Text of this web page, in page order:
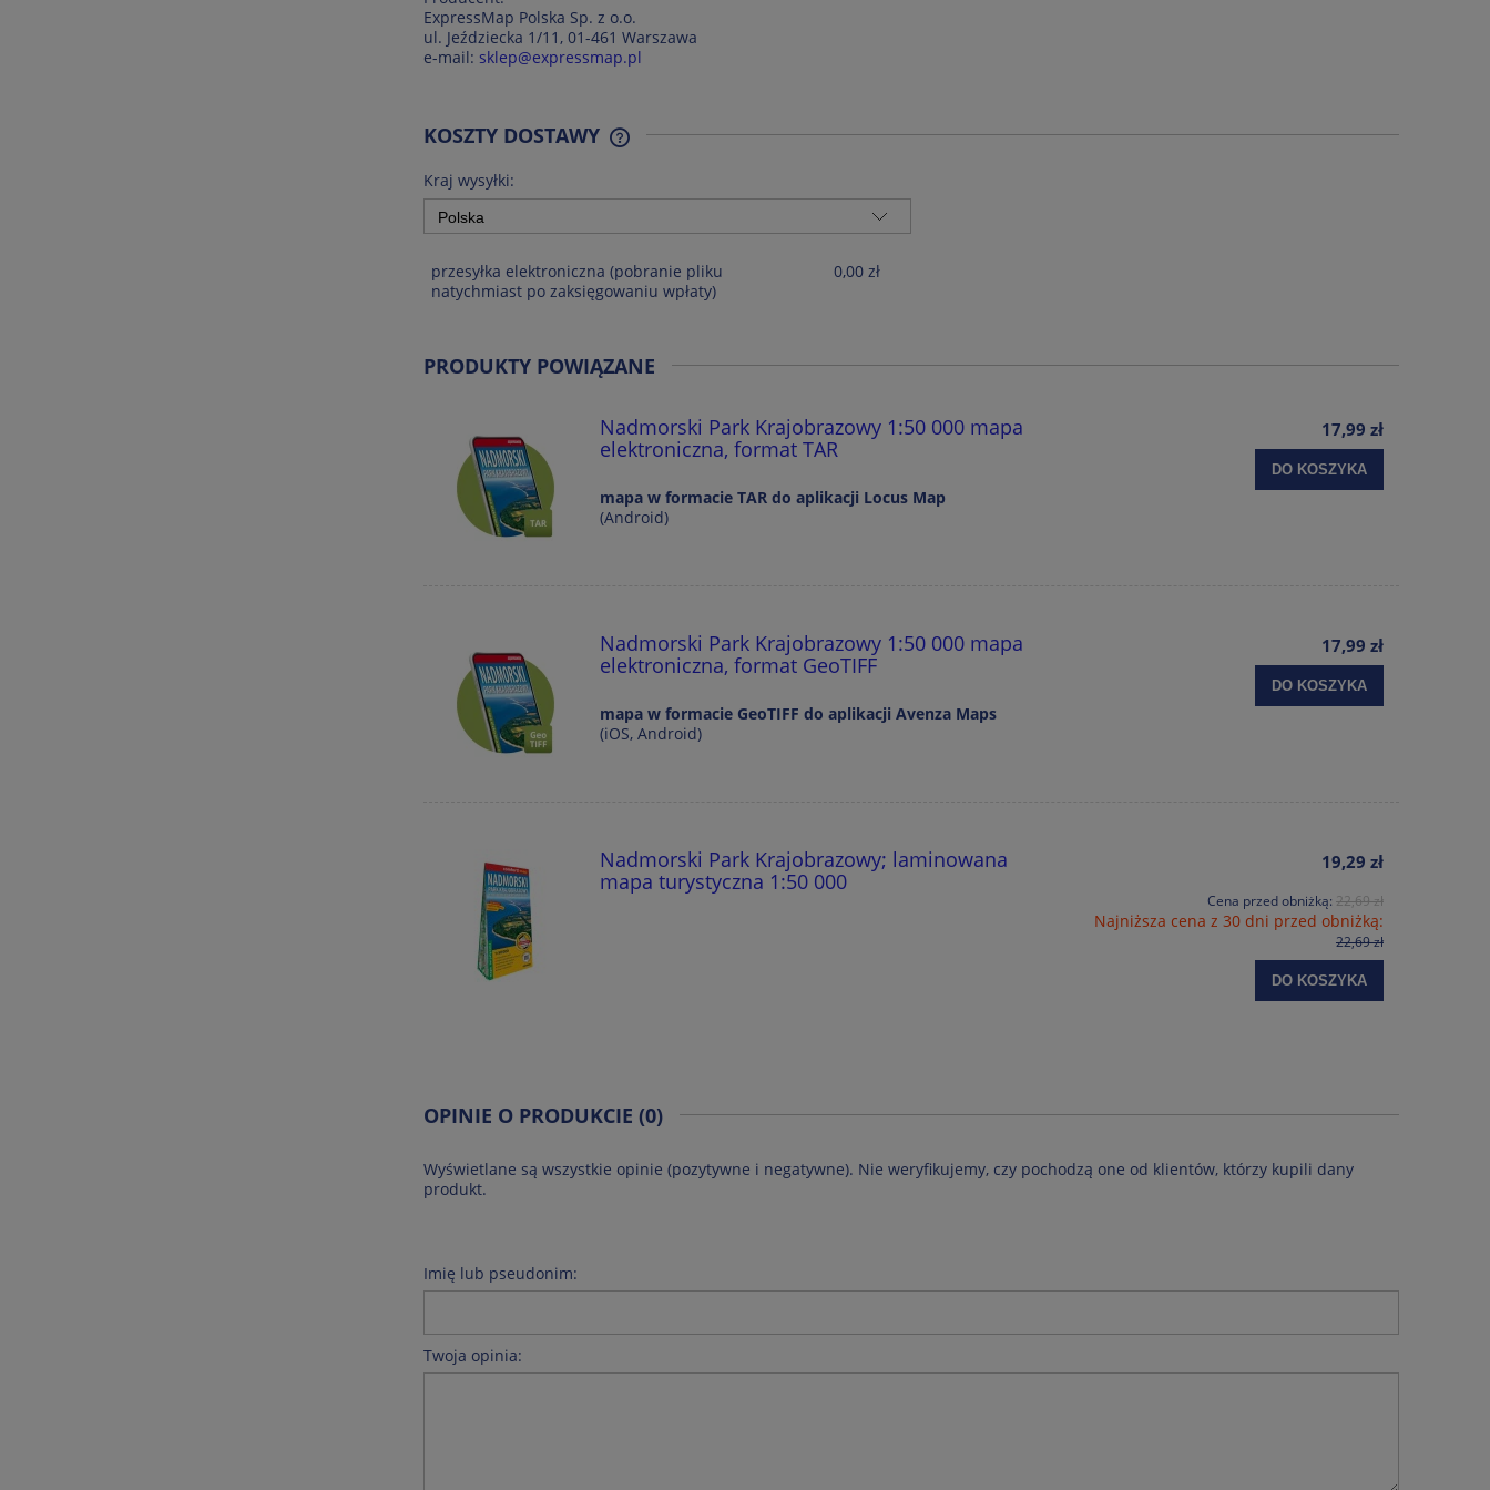
ExpressMap Polska Sp. z o.o.
ul. Jeździecka 1/11, 01-461 Warszawa
e-mail: sklep@expressmap.pl
KOSZTY DOSTAWY
CENA NIE ZAWIERA EWENTUALNYCH
Kraj wysyłki:
przesyłka elektroniczna (pobranie pliku
natychmiast po zaksięgowaniu wpłaty)
0,00 zł
PRODUKTY POWIĄZANE
Nadmorski Park Krajobrazowy 1:50 000 mapa
elektroniczna, format TAR
mapa w formacie TAR do aplikacji Locus Map
(Android)
17,99 zł
DO KOSZYKA
Nadmorski Park Krajobrazowy 1:50 000 mapa
elektroniczna, format GeoTIFF
mapa w formacie GeoTIFF do aplikacji Avenza Maps
(iOS, Android)
17,99 zł
DO KOSZYKA
Nadmorski Park Krajobrazowy; laminowana
mapa turystyczna 1:50 000
19,29 zł
Cena przed obniżką: 22,69 zł
Najniższa cena z 30 dni przed obniżką:
22,69 zł
DO KOSZYKA
OPINIE O PRODUKCIE (0)
Wyświetlane są wszystkie opinie (pozytywne i negatywne). Nie weryfikujemy, czy pochodzą one od klientów, którzy kupili dany
produkt.
Imię lub pseudonim:
Twoja opinia: